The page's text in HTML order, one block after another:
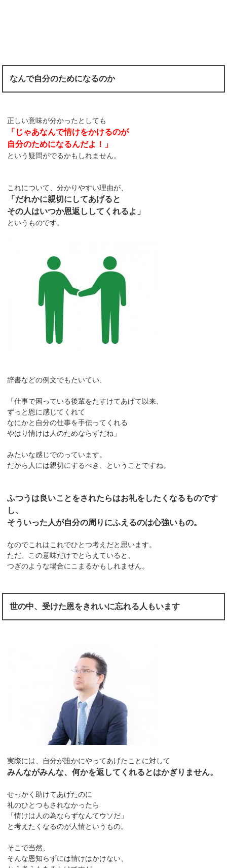
なんで自分のためになるのか
正しい意味が分かったとしても
「じゃあなんで情けをかけるのが
自分のためになるんだよ！」
という疑問がでるかもしれません。
これについて、分かりやすい理由が、
「だれかに親切にしてあげると
その人はいつか恩返ししてくれるよ」
というものです。
辞書などの例文でもたいてい、
「仕事で困っている後輩をたすけてあげて以来、
ずっと恩に感じてくれて
なにかと自分の仕事を手伝ってくれる
やはり情けは人のためならずだね」
みたいな感じでのっています。
だから人には親切にするべき、ということですね。
ふつうは良いことをされたらはお礼をしたくなるものです
し、
そういった人が自分の周りにふえるのは心強いもの。
なのでこれはこれでひとつ考えだと思います。
ただ、この意味だけでとらえていると、
つぎのような場合にこまるかもしれません。
世の中、受けた恩をきれいに忘れる人もいます
実際には、自分が誰かにやってあげたことに対して
みんながみんな、何かを返してくれるとはかぎりません。
せっかく助けてあげたのに
礼のひとつもされなかったら
「情けは人の為ならずなんてウソだ」
と考えたくなるのが人情というもの。
そこで当然、
そんな恩知らずには情けはかけない、